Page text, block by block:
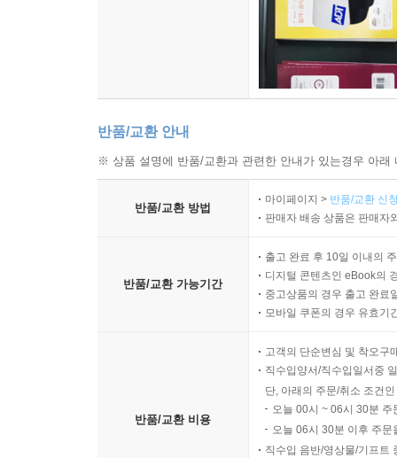
반품/교환 안내
※ 상품 설명에 반품/교환과 관련한 안내가 있는경우 아
반품/교환 방법
마이페이지 > 반품/교환 신
판매자 배송 상품은 판매자
반품/교환 가능기간
출고 완료 후 10일 이내의
디지털 콘텐츠인 eBook의
중고상품의 경우 출고 완료
모바일 쿠폰의 경우 유효기
반품/교환 비용
고객의 단순변심 및 착오구
직수입양서/직수입일서중
단, 아래의 주문/취소 조건
오늘 00시 ~ 06시 30분
오늘 06시 30분 이후 주
직수입 음반/영상물/기프트